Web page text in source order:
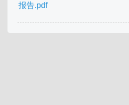
报告.pdf